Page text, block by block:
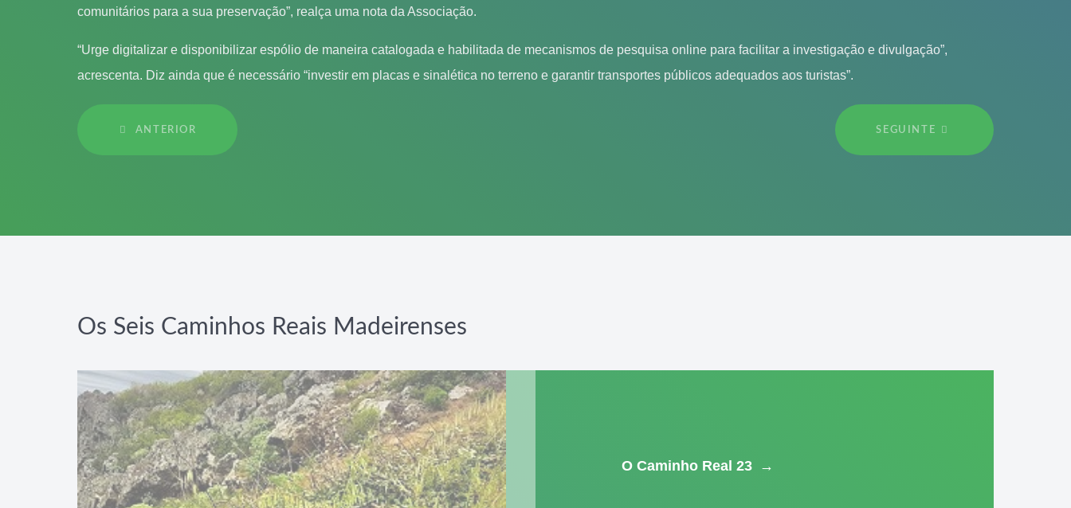
comunitários para a sua preservação”, realça uma nota da Associação.
“Urge digitalizar e disponibilizar espólio de maneira catalogada e habilitada de mecanismos de pesquisa online para facilitar a investigação e divulgação”,
acrescenta. Diz ainda que é necessário “investir em placas e sinalética no terreno e garantir transportes públicos adequados aos turistas”.
ANTERIOR SEGUINTE
Os Seis Caminhos Reais Madeirenses
O Caminho Real 23 →